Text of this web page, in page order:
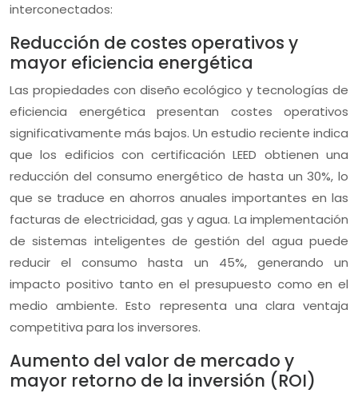
interconectados:
Reducción de costes operativos y
mayor eficiencia energética
Las propiedades con diseño ecológico y tecnologías de
eficiencia energética presentan costes operativos
significativamente más bajos. Un estudio reciente indica
que los edificios con certificación LEED obtienen una
reducción del consumo energético de hasta un 30%, lo
que se traduce en ahorros anuales importantes en las
facturas de electricidad, gas y agua. La implementación
de sistemas inteligentes de gestión del agua puede
reducir el consumo hasta un 45%, generando un
impacto positivo tanto en el presupuesto como en el
medio ambiente. Esto representa una clara ventaja
competitiva para los inversores.
Aumento del valor de mercado y
mayor retorno de la inversión (ROI)